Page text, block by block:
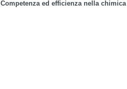
Competenza ed efficienza nella